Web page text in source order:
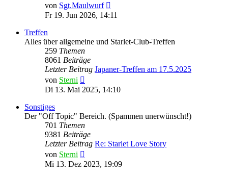
von Sgt.Maulwurf
Beitrag
Fr 19. Jun 2026, 14:11
Treffen
Alles über allgemeine und Starlet-Club-Treffen
259 Themen
8061 Beiträge
Letzter Beitrag Japaner-Treffen am 17.5.2025
von Sterni
Beitrag
Di 13. Mai 2025, 14:10
Sonstiges
Der "Off Topic" Bereich. (Spammen unerwünscht!)
701 Themen
9381 Beiträge
Letzter Beitrag Re: Starlet Love Story
von Sterni
Beitrag
Mi 13. Dez 2023, 19:09